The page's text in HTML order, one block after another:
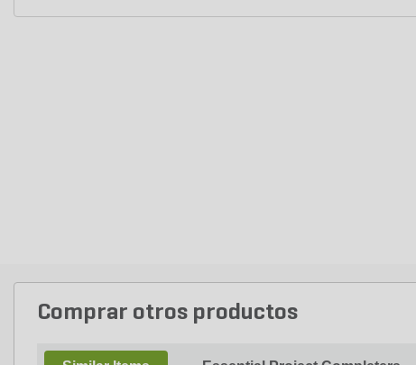
Comprar otros productos